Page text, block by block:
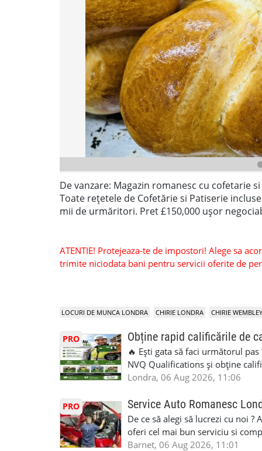
De vanzare: Magazin romanesc cu cofetarie
Toate rețetele de Cofetărie si Patiserie
mii de urmăritori. Pret £150,000 ușor
ATENTIE! Protejeaza-te de impostori! Alege sa
trimite niciodata bani pentru servicii oferite de
LOCURI DE MUNCA LONDRA CHIRIE LONDRA CHIRIE WEMBLEY
PRO Obține rapid calificările de
🔥 Ești gata să faci următorul
NVQ Qualifications și obține
Calificări recunoscute în UK ✅
competențele 👷 Indiferent dacă
oficială, noi te ajutăm să alegi
complicații. 💥 Suport real de la
noi oportunități de muncă și de
Londra, 06 Aug 2026, 11:06
PRO Service Auto Romanesc
De ce să alegi să lucrezi cu noi
oferi cel mai bun serviciu si
alegerea ideală: Personal
Barnet, 06 Aug 2026, 11:01